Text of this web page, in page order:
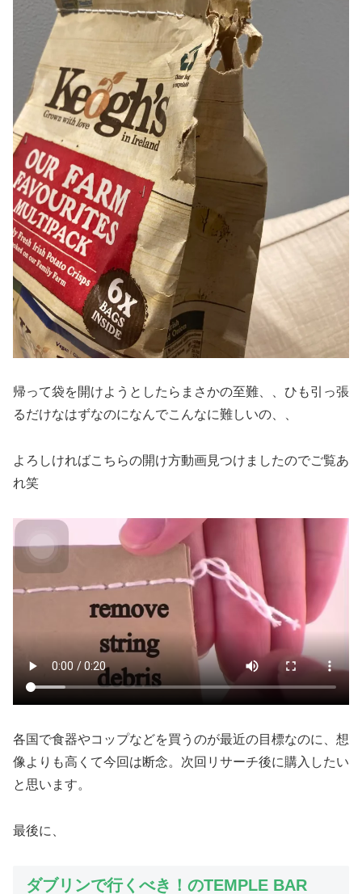
帰って袋を開けようとしたらまさかの至難、、ひも引っ張
るだけなはずなのになんでこんなに難しいの、、
よろしければこちらの開け方動画見つけましたのでご覧あ
れ笑
各国で食器やコップなどを買うのが最近の目標なのに、想
像よりも高くて今回は断念。次回リサーチ後に購入したい
と思います。
最後に、
ダブリンで行くべき！のTEMPLE BAR